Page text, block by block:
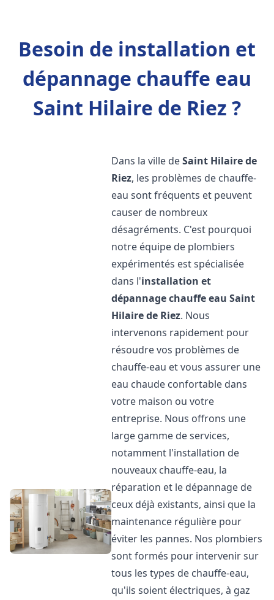
Besoin de installation et
dépannage chauffe eau
Saint Hilaire de Riez ?
Dans la ville deSaint Hilaire de
Riez, les problèmes de chauffe-
eau sont fréquents et peuvent
causer de nombreux
désagréments. C'est pourquoi
notre équipe de plombiers
expérimentés est spécialisée
dans l'installation et
dépannage chauffe eau Saint
Hilaire de Riez. Nous
intervenons rapidement pour
résoudre vos problèmes de
chauffe-eau et vous assurer une
eau chaude confortable dans
votre maison ou votre
entreprise. Nous offrons une
large gamme de services,
notamment l'installation de
nouveaux chauffe-eau, la
réparation et le dépannage de
ceux déjà existants, ainsi que la
maintenance régulière pour
éviter les pannes. Nos plombiers
sont formés pour intervenir sur
tous les types de chauffe-eau,
qu'ils soient électriques, à gaz